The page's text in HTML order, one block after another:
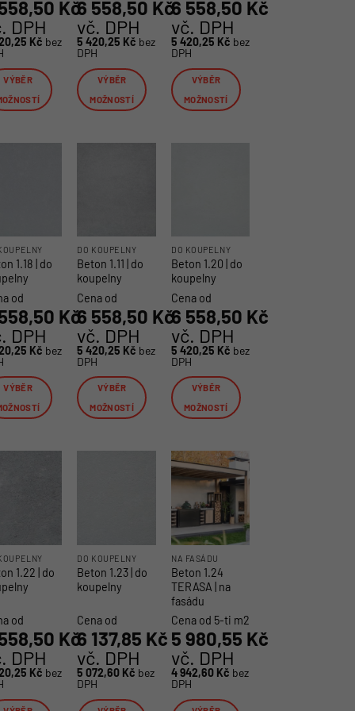
Kč
DPH
Kč bez
VÝBĚR
6 558,50 Kč
vč. DPH
5 420,25 Kč bez
DPH
VÝBĚR
MOŽNOSTÍ
vybrat
na
stránce
produktu
6 558,50 Kč
vč. DPH
5 420,25 Kč bez
DPH
VÝBĚR
MOŽNOSTÍ
vybrat
na
stránce
produktu
1.18 | do
od
Kč
DPH
Kč bez
VÝBĚR
DO KOUPELNY
Beton 1.11 | do
koupelny
Cena od
6 558,50 Kč
vč. DPH
5 420,25 Kč bez
DPH
VÝBĚR
MOŽNOSTÍ
vybrat
na
stránce
DO KOUPELNY
Beton 1.20 | do
koupelny
Cena od
6 558,50 Kč
vč. DPH
5 420,25 Kč bez
DPH
VÝBĚR
MOŽNOSTÍ
má
více
variant.
Možnosti
lze
vybrat
na
stránce
produktu
1.22 | do
od
Kč
DPH
Kč bez
DO KOUPELNY
Beton 1.23 | do
koupelny
Cena od
6 137,85 Kč
vč. DPH
5 072,60 Kč bez
DPH
NA FASÁDU
Beton 1.24
TERASA | na
fasádu
Cena od 5-ti m2
5 980,55 Kč
vč. DPH
4 942,60 Kč bez
DPH